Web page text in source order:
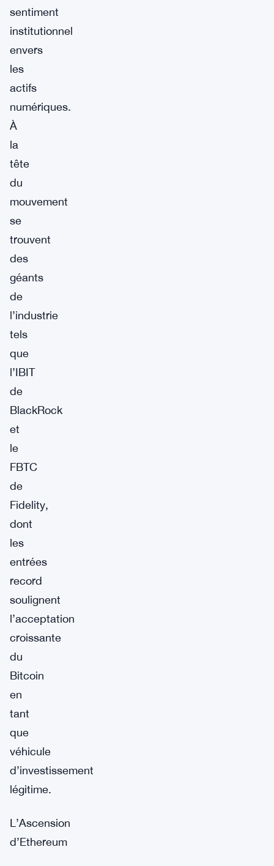
sentiment
institutionnel
envers
les
actifs
numériques.
À
la
tête
du
mouvement
se
trouvent
des
géants
de
l’industrie
tels
que
l’IBIT
de
BlackRock
et
le
FBTC
de
Fidelity,
dont
les
entrées
record
soulignent
l’acceptation
croissante
du
Bitcoin
en
tant
que
véhicule
d’investissement
légitime.
L’Ascension
d’Ethereum